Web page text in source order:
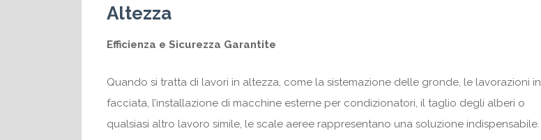
Altezza
Efficienza e Sicurezza Garantite
Quando si tratta di lavori in altezza, come la sistemazione delle gronde, le lavorazioni in
facciata, l’installazione di macchine esterne per condizionatori, il taglio degli alberi o
qualsiasi altro lavoro simile, le scale aeree rappresentano una soluzione indispensabile.